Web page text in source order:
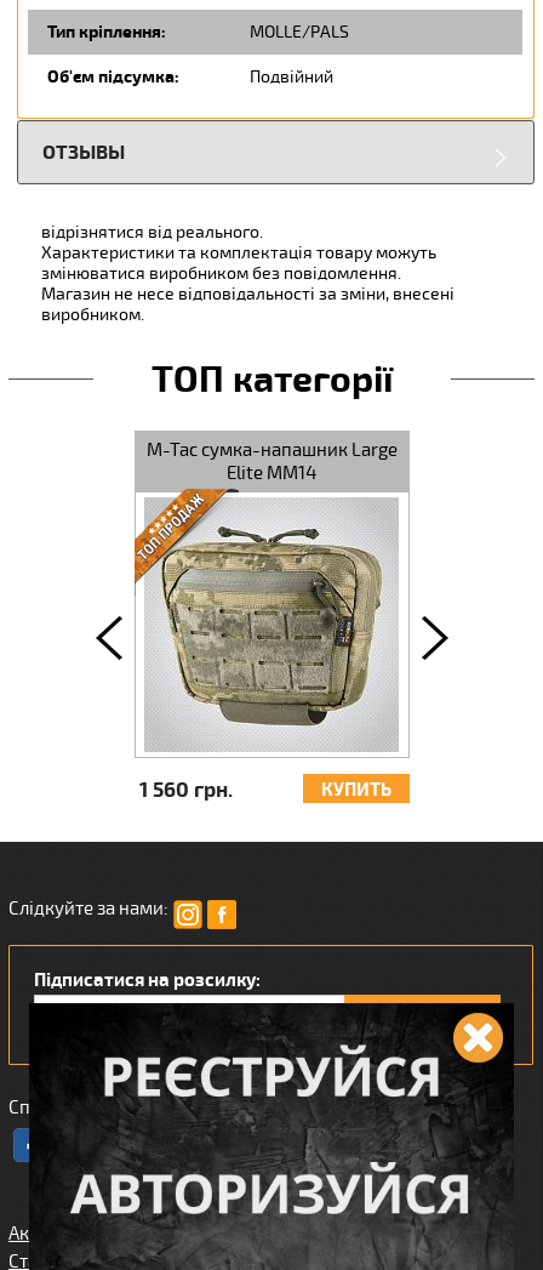
Тип кріплення: MOLLE/PALS
Об'єм підсумка: Подвійний
ОТЗЫВЫ
відрізнятися від реального.
Характеристики та комплектація товару можуть
змінюватися виробником без повідомлення.
Магазин не несе відповідальності за зміни, внесені
виробником.
ТОП категорії
M-Tac сумка-напашник Large
Elite MM14
1 560 грн. КУПИТЬ
Слідкуйте за нами:
Підписатися на розсилку:
Сподобався наш інтернет магазин?
Акції
Статті/огляди
Спорядження
Збройові
Про нас
Карта сайта